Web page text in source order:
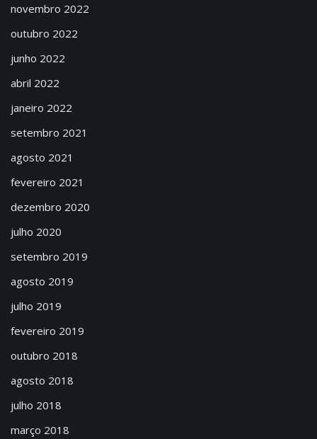
novembro 2022
outubro 2022
junho 2022
abril 2022
janeiro 2022
setembro 2021
agosto 2021
fevereiro 2021
dezembro 2020
julho 2020
setembro 2019
agosto 2019
julho 2019
fevereiro 2019
outubro 2018
agosto 2018
julho 2018
março 2018